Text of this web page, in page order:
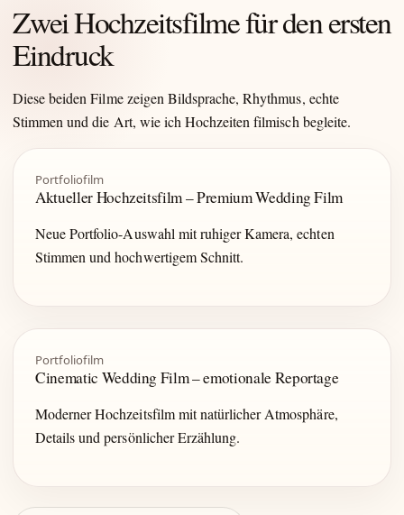
Zwei Hochzeitsfilme für den ersten
Eindruck
Diese beiden Filme zeigen Bildsprache, Rhythmus, echte
Stimmen und die Art, wie ich Hochzeiten filmisch begleite.
Portfoliofilm
Aktueller Hochzeitsfilm – Premium Wedding Film
Neue Portfolio-Auswahl mit ruhiger Kamera, echten
Stimmen und hochwertigem Schnitt.
Portfoliofilm
Cinematic Wedding Film – emotionale Reportage
Moderner Hochzeitsfilm mit natürlicher Atmosphäre,
Details und persönlicher Erzählung.